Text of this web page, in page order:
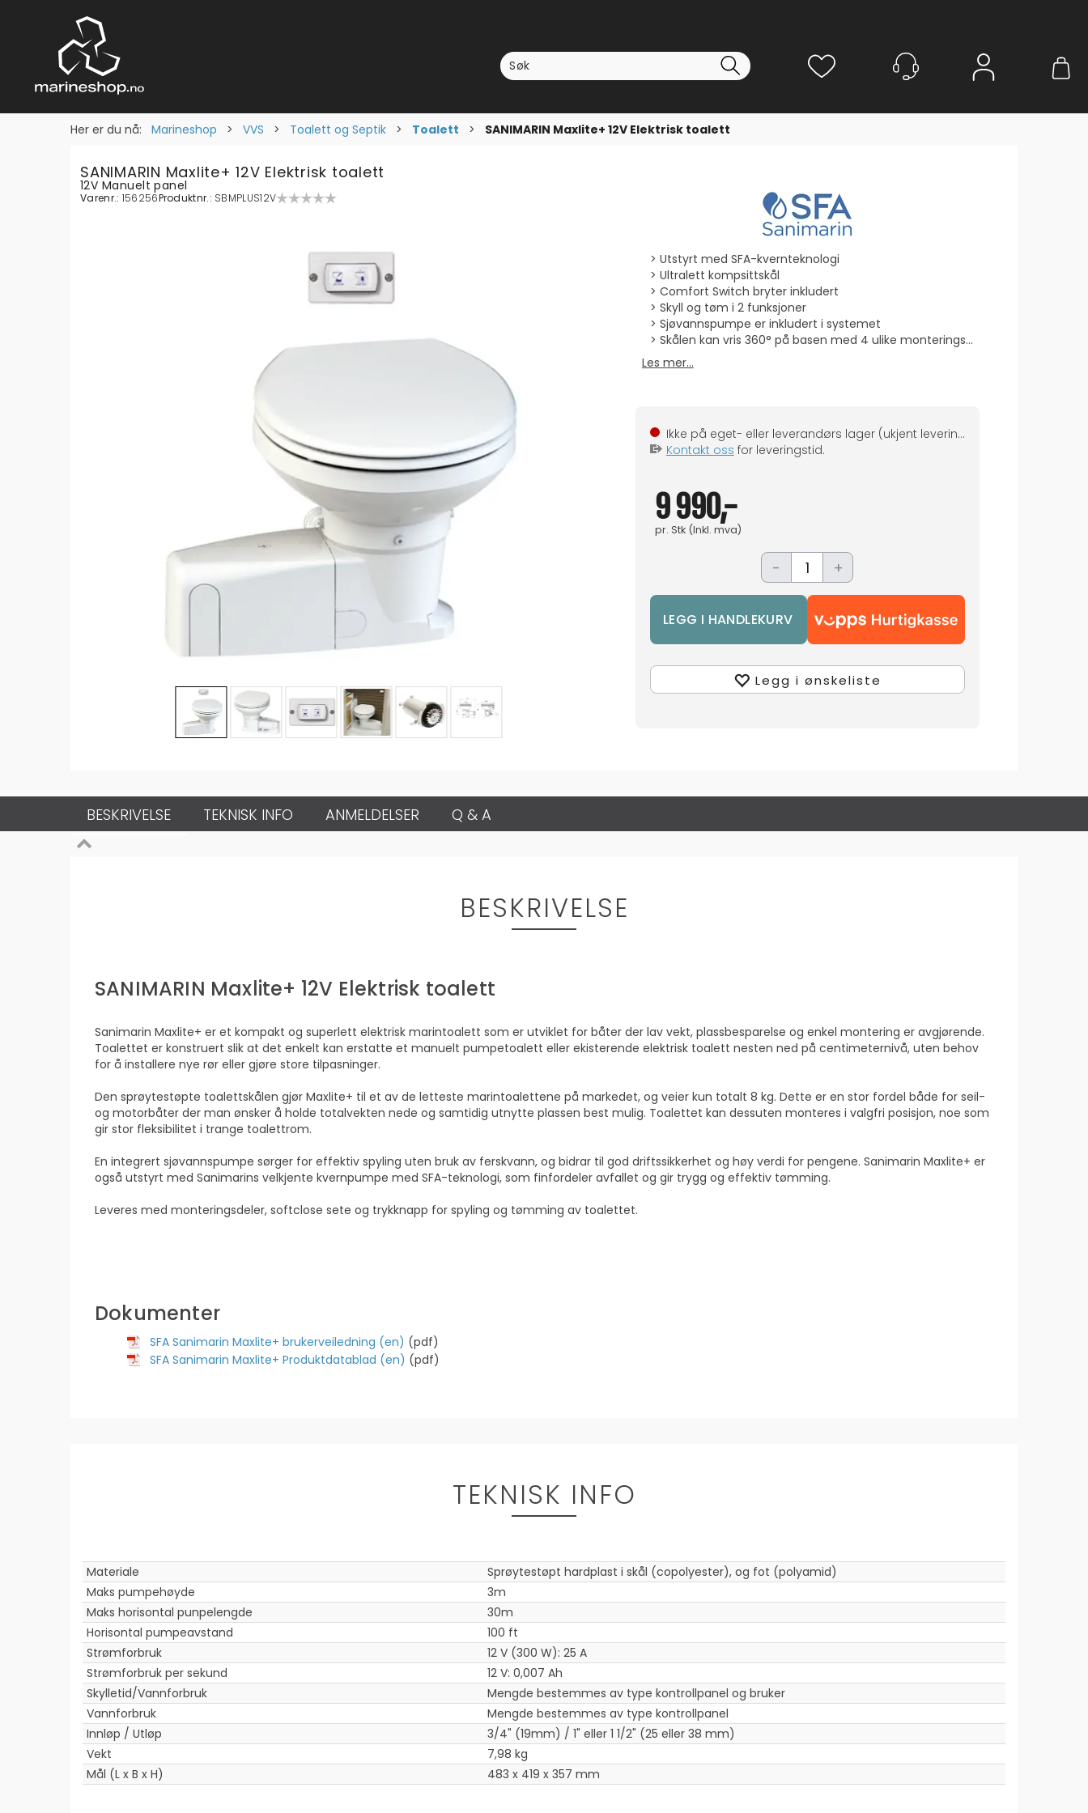
Her er du nå: Marineshop > VVS > Toalett og Septik > Toalett > SANIMARIN Maxlite+ 12V Elektrisk toalett
SANIMARIN Maxlite+ 12V Elektrisk toalett
12V Manuelt panel
Varenr.: 156256Produktnr.: SBMPLUS12V
Utstyrt med SFA-kvernteknologi
Ultralett kompsittskål
Comfort Switch bryter inkludert
Skyll og tøm i 2 funksjoner
Sjøvannspumpe er inkludert i systemet
Skålen kan vris 360° på basen med 4 ulike monteringspunkter
Les mer...
Ikke på eget- eller leverandørs lager (ukjent leveringstid)
Kontakt oss for leveringstid.
9 990,-
pr. Stk(Inkl. mva)
- +
Legg i ønskeliste
BESKRIVELSE TEKNISK INFO ANMELDELSER Q & A
BESKRIVELSE
SANIMARIN Maxlite+ 12V Elektrisk toalett
Sanimarin Maxlite+ er et kompakt og superlett elektrisk marintoalett som er utviklet for båter der lav vekt, plassbesparelse og enkel montering er avgjørende.
Toalettet er konstruert slik at det enkelt kan erstatte et manuelt pumpetoalett eller ekisterende elektrisk toalett nesten ned på centimeternivå, uten behov
for å installere nye rør eller gjøre store tilpasninger.
Den sprøytestøpte toalettskålen gjør Maxlite+ til et av de letteste marintoalettene på markedet, og veier kun totalt 8 kg. Dette er en stor fordel både for seil-
og motorbåter der man ønsker å holde totalvekten nede og samtidig utnytte plassen best mulig. Toalettet kan dessuten monteres i valgfri posisjon, noe som
gir stor fleksibilitet i trange toalettrom.
En integrert sjøvannspumpe sørger for effektiv spyling uten bruk av ferskvann, og bidrar til god driftssikkerhet og høy verdi for pengene. Sanimarin Maxlite+ er
også utstyrt med Sanimarins velkjente kvernpumpe med SFA-teknologi, som finfordeler avfallet og gir trygg og effektiv tømming.
Leveres med monteringsdeler, softclose sete og trykknapp for spyling og tømming av toalettet.
Dokumenter
SFA Sanimarin Maxlite+ brukerveiledning (en) (pdf)
SFA Sanimarin Maxlite+ Produktdatablad (en) (pdf)
TEKNISK INFO
Materiale
Sprøytestøpt hardplast i skål (copolyester), og fot (polyamid)
Maks pumpehøyde
3m
Maks horisontal punpelengde
30m
Horisontal pumpeavstand
100 ft
Strømforbruk
12 V (300 W): 25 A
Strømforbruk per sekund
12 V: 0,007 Ah
Skylletid/Vannforbruk
Mengde bestemmes av type kontrollpanel og bruker
Vannforbruk
Mengde bestemmes av type kontrollpanel
Innløp / Utløp
3/4" (19mm) / 1" eller 1 1/2" (25 eller 38 mm)
Vekt
7,98 kg
Mål (L x B x H)
483 x 419 x 357 mm